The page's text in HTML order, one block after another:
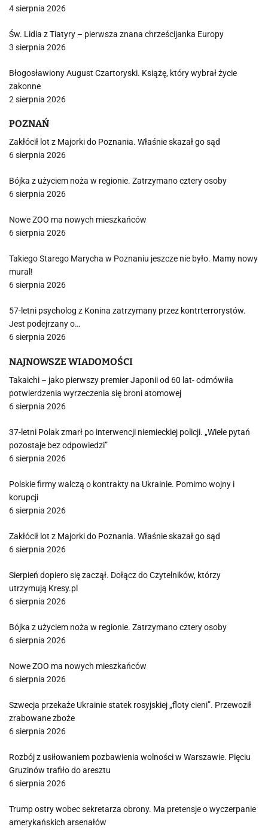
4 sierpnia 2026
Św. Lidia z Tiatyry – pierwsza znana chrześcijanka Europy
3 sierpnia 2026
Błogosławiony August Czartoryski. Książę, który wybrał życie
zakonne
2 sierpnia 2026
POZNAŃ
Zakłócił lot z Majorki do Poznania. Właśnie skazał go sąd
6 sierpnia 2026
Bójka z użyciem noża w regionie. Zatrzymano cztery osoby
6 sierpnia 2026
Nowe ZOO ma nowych mieszkańców
6 sierpnia 2026
Takiego Starego Marycha w Poznaniu jeszcze nie było. Mamy nowy
mural!
6 sierpnia 2026
57-letni psycholog z Konina zatrzymany przez kontrterrorystów.
Jest podejrzany o…
6 sierpnia 2026
NAJNOWSZE WIADOMOŚCI
Takaichi – jako pierwszy premier Japonii od 60 lat- odmówiła
potwierdzenia wyrzeczenia się broni atomowej
6 sierpnia 2026
37-letni Polak zmarł po interwencji niemieckiej policji. „Wiele pytań
pozostaje bez odpowiedzi”
6 sierpnia 2026
Polskie firmy walczą o kontrakty na Ukrainie. Pomimo wojny i
korupcji
6 sierpnia 2026
Zakłócił lot z Majorki do Poznania. Właśnie skazał go sąd
6 sierpnia 2026
Sierpień dopiero się zaczął. Dołącz do Czytelników, którzy
utrzymują Kresy.pl
6 sierpnia 2026
Bójka z użyciem noża w regionie. Zatrzymano cztery osoby
6 sierpnia 2026
Nowe ZOO ma nowych mieszkańców
6 sierpnia 2026
Szwecja przekaże Ukrainie statek rosyjskiej „floty cieni”. Przewoził
zrabowane zboże
6 sierpnia 2026
Rozbój z usiłowaniem pozbawienia wolności w Warszawie. Pięciu
Gruzinów trafiło do aresztu
6 sierpnia 2026
Trump ostry wobec sekretarza obrony. Ma pretensje o wyczerpanie
amerykańskich arsenałów